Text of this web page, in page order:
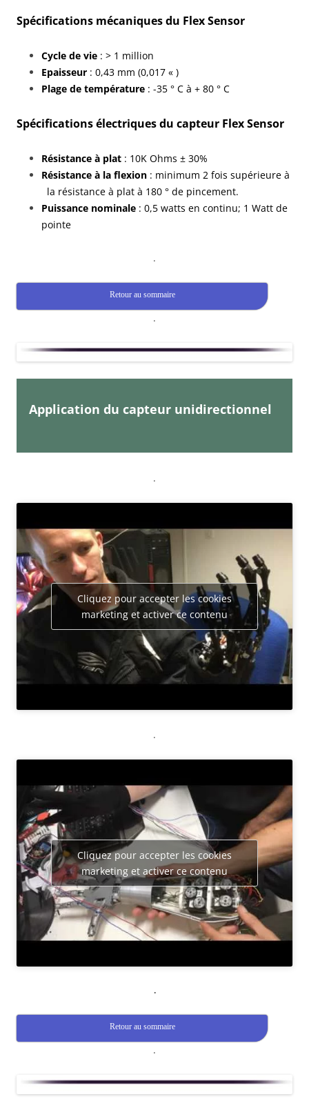
Spécifications mécaniques du Flex Sensor
Cycle de vie : > 1 million
Epaisseur : 0,43 mm (0,017 « )
Plage de température : -35 ° C à + 80 ° C
Spécifications électriquesdu capteur Flex Sensor
Résistance à plat : 10K Ohms ± 30%
Résistance à la flexion : minimum 2 fois supérieure à
la résistance à plat à 180 ° de pincement.
Puissance nominale : 0,5 watts en continu; 1 Watt de
pointe
.
Retour au sommaire
.
Application du capteur unidirectionnel
.
Cliquez pour accepter les cookies
marketing et activer ce contenu
.
Cliquez pour accepter les cookies
marketing et activer ce contenu
.
Retour au sommaire
.